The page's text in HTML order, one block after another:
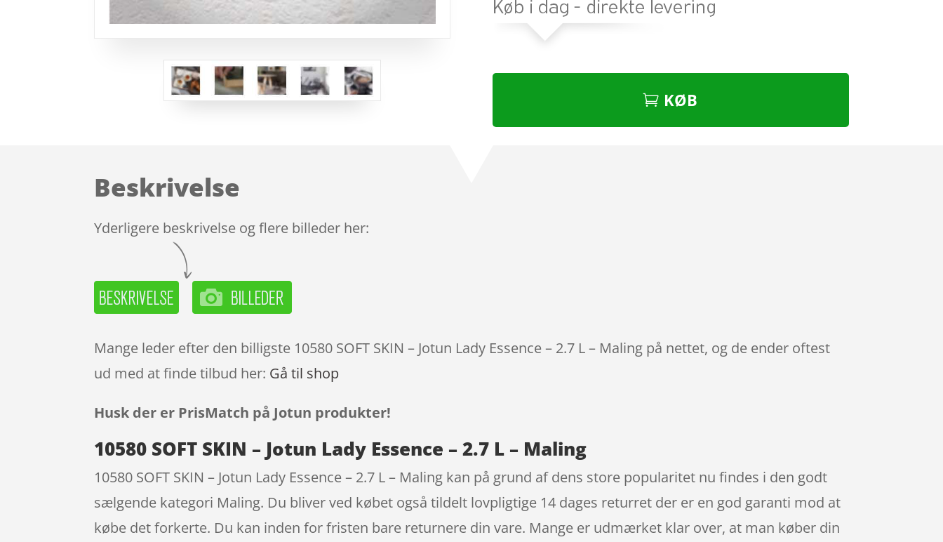
KØB
Beskrivelse
Yderligere beskrivelse og flere billeder her:
Mange leder efter den billigste 10580 SOFT SKIN – Jotun Lady Essence – 2.7 L – Maling på nettet, og de ender oftest
ud med at finde tilbud her: Gå til shop
Husk der er PrisMatch på Jotun produkter!
10580 SOFT SKIN – Jotun Lady Essence – 2.7 L – Maling
10580 SOFT SKIN – Jotun Lady Essence – 2.7 L – Maling kan på grund af dens store popularitet nu findes i den godt
sælgende kategori Maling. Du bliver ved købet også tildelt lovpligtige 14 dages returret der er en god garanti mod at
købe det forkerte. Du kan inden for fristen bare returnere din vare. Mange er udmærket klar over, at man køber din